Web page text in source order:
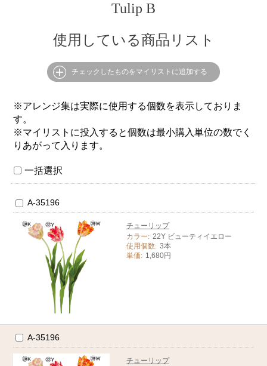
Tulip B
使用している商品リスト
チェックしたものをマイリストに追加する
※アレンジ集は実際に使用する個数を表示しておりま
す。
※マイリストに投入すると個数は最小購入単位の数でく
りあがって入ります。
一括選択
A-35196
チューリップ
カラー: 22Y ビューティイエロー
使用個数: 3本
単価: 1,680円
A-35196
チューリップ